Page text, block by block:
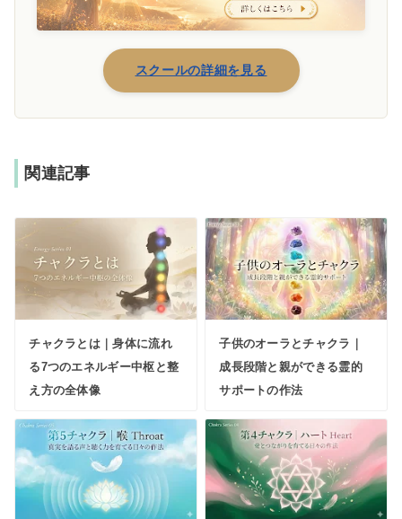
スクールの詳細を見る
関連記事
チャクラとは｜身体に流れ
る7つのエネルギー中枢と整
え方の全体像
子供のオーラとチャクラ｜
成長段階と親ができる霊的
サポートの作法